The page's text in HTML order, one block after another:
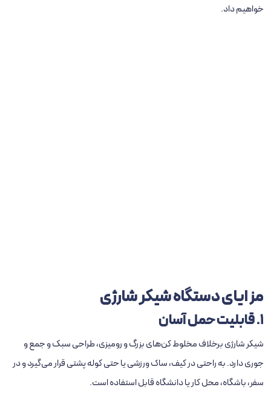
خواهیم داد.
مزایای دستگاه شیکر شارژی
1. قابلیت حمل آسان
شیکر شارژیبرخلاف مخلوط‌ کن‌های بزرگ و رومیزی، طراحی سبک و جمع‌ و
جوری دارد. به‌ راحتی در کیف، ساک ورزشی یا حتی کوله‌ پشتی قرار می‌گیرد و در
سفر، باشگاه، محل کار یا دانشگاه قابل‌ استفاده است.